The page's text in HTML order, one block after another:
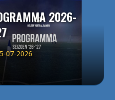
2026-
07-2026